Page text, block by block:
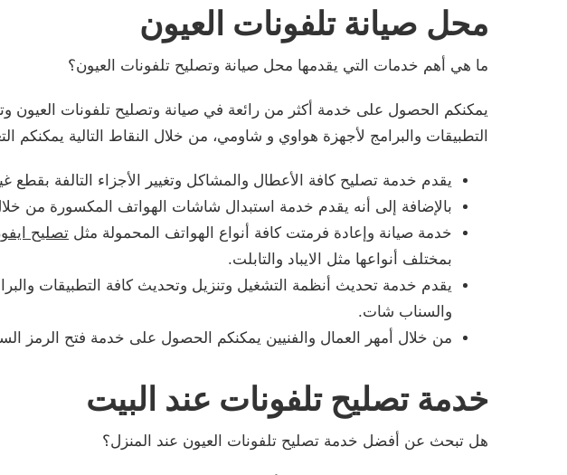
محل صيانة تلفونات العيون
ما هي أهم خدمات التي يقدمها محل صيانة وتصليح تلفونات العيون؟
يمكنكم الحصول على خدمة أكثر من رائعة في صيانة وتصليح تلفونات العيون
التطبيقات والبرامج لأجهزة هواوي و شاومي، من خلال النقاط التالية
يقدم خدمة تصليح كافة الأعطال والمشاكل وتغيير الأجزاء التالفة بقطع
بالإضافة إلى أنه يقدم خدمة استبدال شاشات الهواتف المكسورة من
خدمة صيانة وإعادة فرمتت كافة أنواع الهواتف المحمولة مثل تصليح
بمختلف أنواعها مثل الايباد والتابلت.
يقدم خدمة تحديث أنظمة التشغيل وتنزيل وتحديث كافة التطبيقات
والسناب شات.
من خلال أمهر العمال والفنيين يمكنكم الحصول على خدمة فتح الرمز
خدمة تصليح تلفونات عند البيت
هل تبحث عن أفضل خدمة تصليح تلفونات العيون عند المنزل؟